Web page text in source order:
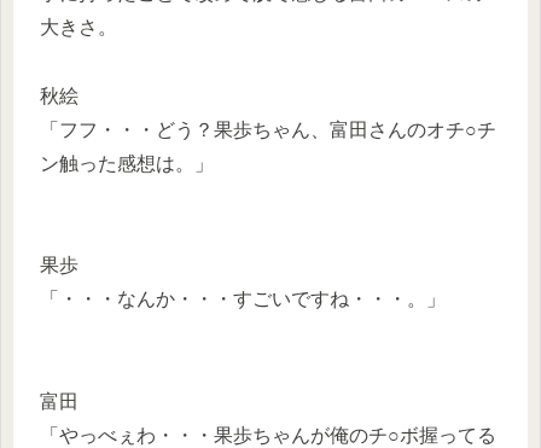
大きさ。
秋絵
「フフ・・・どう？果歩ちゃん、富田さんのオチ○チ
ン触った感想は。」
果歩
「・・・なんか・・・すごいですね・・・。」
富田
「やっべぇわ・・・果歩ちゃんが俺のチ○ボ握ってる